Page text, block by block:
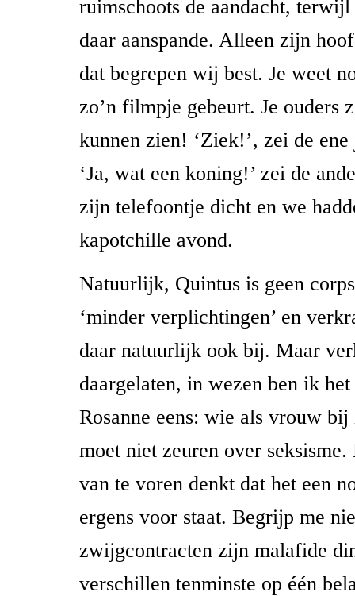
ruimschoots de aandacht,
daar aanspande. Alleen zijn
dat begrepen wij best. Je weet
zo’n filmpje gebeurt. Je ouders
kunnen zien! ‘Ziek!’, zei de
‘Ja, wat een koning!’ zei de
zijn telefoontje dicht en we
kapotchille avond.
Natuurlijk, Quintus is geen
‘minder verplichtingen’ en
daar natuurlijk ook bij. Maar
daargelaten, in wezen ben ik
Rosanne eens: wie als vrouw bij
moet niet zeuren over
van te voren denkt dat het een
ergens voor staat. Begrijp me
zwijgcontracten zijn malafide
verschillen tenminste op één